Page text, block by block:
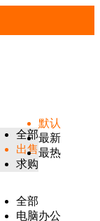
全部
出售
求购
全部
电脑办公
默认
最新
最热